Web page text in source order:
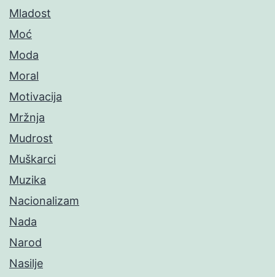
Mladost
Moć
Moda
Moral
Motivacija
Mržnja
Mudrost
Muškarci
Muzika
Nacionalizam
Nada
Narod
Nasilje